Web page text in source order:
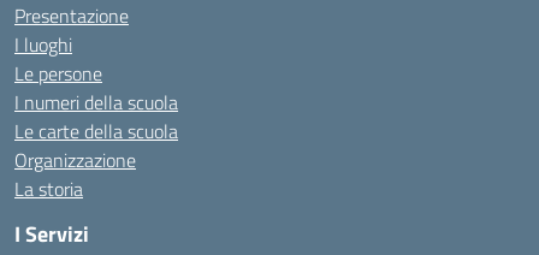
Presentazione
I luoghi
Le persone
I numeri della scuola
Le carte della scuola
Organizzazione
La storia
I Servizi